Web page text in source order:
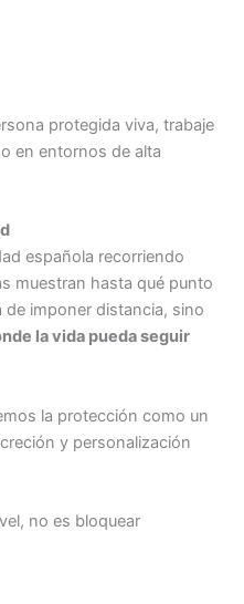
protegida viva, trabaje
en entornos de alta
española recorriendo
muestran hasta qué punto
de imponer distancia, sino
la vida pueda seguir
la protección como un
y personalización
no es bloquear